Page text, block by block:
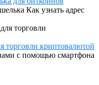
Как узнать адрес
криптовалютой
с помощью смартфона